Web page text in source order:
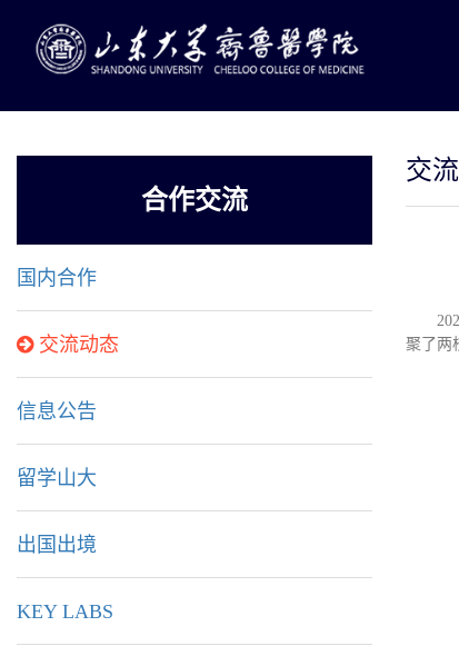
合作交流
国内合作
交流动态
信息公告
留学山大
出国出境
KEY LABS
交
聚了两